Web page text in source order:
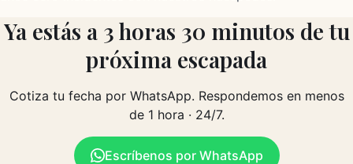
Ya estás a 3 horas 30 minutos de tu
próxima escapada
Cotiza tu fecha por WhatsApp. Respondemos en menos
de 1 hora · 24/7.
Escríbenos por WhatsApp